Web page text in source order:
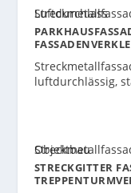
luftdurchlässig,
STRECKGITTER